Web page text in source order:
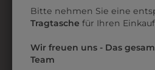
Bitte nehmen Sie eine
Tragtasche für Ihren
Wir freuen uns - Das
Team